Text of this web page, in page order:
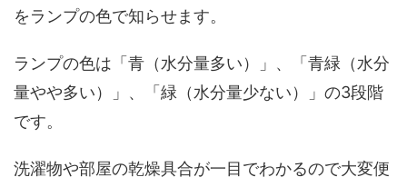
をランプの色で知らせます。
ランプの色は「青（水分量多い）」、「青緑（水分
量やや多い）」、「緑（水分量少ない）」の3段階
です。
洗濯物や部屋の乾燥具合が一目でわかるので大変便